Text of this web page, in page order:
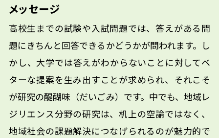
メッセージ
高校生までの試験や入試問題では、答えがある問
題にきちんと回答できるかどうかが問われます。し
かし、大学では答えがわからないことに対してベ
ターな提案を生み出すことが求められ、それこそ
が研究の醍醐味（だいごみ）です。中でも、地域レ
ジリエンス分野の研究は、机上の空論ではなく、
地域社会の課題解決につなげられるのが魅力的で